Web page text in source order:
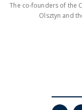
The co-founders of the
Olsztyn and